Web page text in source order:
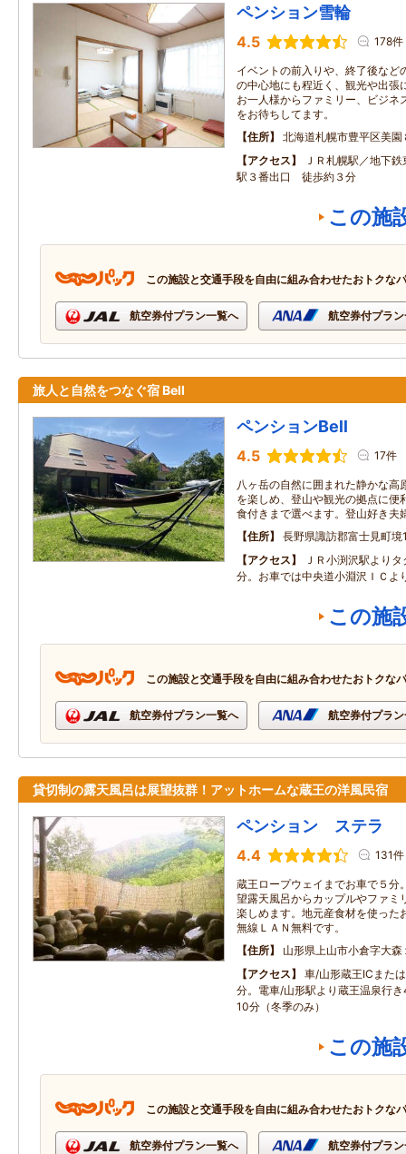
ペンション雪輪
4.5 178件
イベントの前入りや、終了後など
の中心地にも程近く、観光や出張
お一人様からファミリー、ビジネ
をお待ちしてます。
住所
北海道札幌市豊平区美園
アクセス
ＪＲ札幌駅／地下
駅３番出口 徒歩約３分
この施
この施設と交通手段を自由に組み合わせたおトクな
航空券付プラン一覧へ 航空券付プラ
旅人と自然をつなぐ宿 Bell
ペンションBell
4.5 17件
八ヶ岳の自然に囲まれた静かな高
を楽しめ、登山や観光の拠点に便
食付きまで選べます。登山好き夫
住所
長野県諏訪郡富士見町境
アクセス
ＪＲ小渕沢駅より
分。お車では中央道小淵沢ＩＣよ
この施
この施設と交通手段を自由に組み合わせたおトクな
航空券付プラン一覧へ 航空券付プラ
貸切制の露天風呂は展望抜群！アットホームな蔵王の洋風民宿
ペンション ステラ
4.4 131件
蔵王ロープウェイまでお車で５分
望露天風呂からカップルやファミ
楽しめます。地元産食材を使った
無線ＬＡＮ無料です。
住所
山形県上山市小倉字大
アクセス
車/山形蔵王ICまた
分。電車/山形駅より蔵王温泉行
10分（冬季のみ）
この施
この施設と交通手段を自由に組み合わせたおトクな
航空券付プラン一覧へ 航空券付プラ